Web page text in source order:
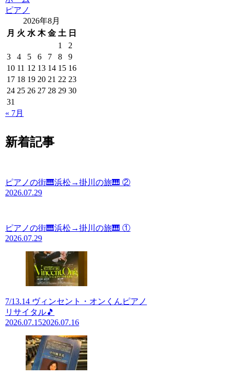
ピアノ
2026年8月
月 火 水 木 金 土 日
1
2
3
4 5 6 7 8
9
10 11 12 13 14 15 16
17 18 19 20 21 22 23
24 25 26 27 28 29 30
31
« 7月
新着記事
ピアノの街🎹浜松→掛川の旅🎹 ②
2026.07.29
ピアノの街🎹浜松→掛川の旅🎹 ①
2026.07.29
7/13.14 ヴィンセント・オンくんピアノ
リサイタル🎵
2026.07.152026.07.16